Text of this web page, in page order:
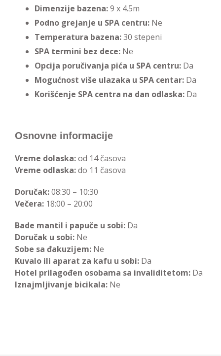
Dimenzije bazena:9 x 4.5m
Podno grejanje u SPA centru: Ne
Temperatura bazena:30 stepeni
SPA termini bez dece: Ne
Opcija poručivanja pića u SPA centru: Da
Mogućnost više ulazaka u SPA centar: Da
Korišćenje SPA centra na dan odlaska: Da
Osnovne informacije
Vreme dolaska:od 14 časova
Vreme odlaska:do 11 časova
Doručak:08:30 – 10:30
Večera: 18:00 – 20:00
Bade mantil i papuče u sobi: Da
Doručak u sobi: Ne
Sobe sa đakuzijem: Ne
Kuvalo ili aparat za kafu u sobi: Da
Hotel prilagođen osobama sa invaliditetom: Da
Iznajmljivanje bicikala: Ne